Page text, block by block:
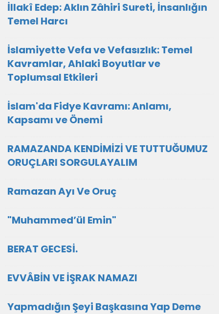
İllakî Edep: Aklın Zâhiri Sureti, İnsanlığın
Temel Harcı
İslamiyette Vefa ve Vefasızlık: Temel
Kavramlar, Ahlaki Boyutlar ve
Toplumsal Etkileri
İslam'da Fidye Kavramı: Anlamı,
Kapsamı ve Önemi
RAMAZANDA KENDİMİZİ VE TUTTUĞUMUZ
ORUÇLARI SORGULAYALIM
Ramazan Ayı Ve Oruç
"Muhammed’ül Emin"
BERAT GECESİ.
EVVÂBİN VE İŞRAK NAMAZI
Yapmadığın Şeyi Başkasına Yap Deme